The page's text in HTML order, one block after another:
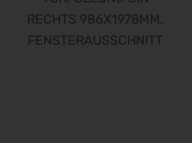
RECHTS 986X1978MM,
FENSTERAUSSCHNITT